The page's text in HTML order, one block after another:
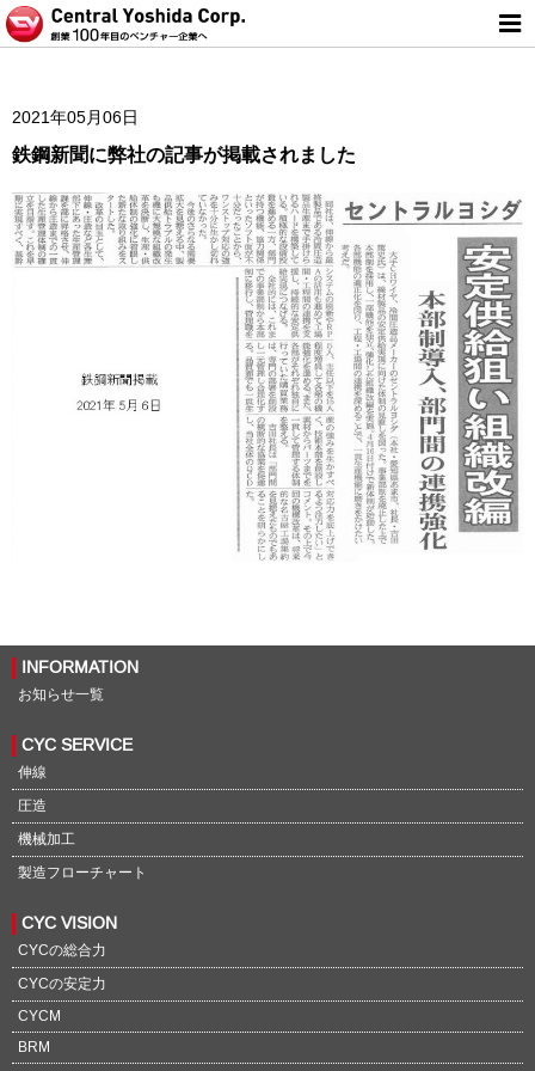
2021年05月06日
鉄鋼新聞に弊社の記事が掲載されました
INFORMATION
お知らせ一覧
CYC SERVICE
伸線
圧造
機械加工
製造フローチャート
CYC VISION
CYCの総合力
CYCの安定力
CYCM
BRM